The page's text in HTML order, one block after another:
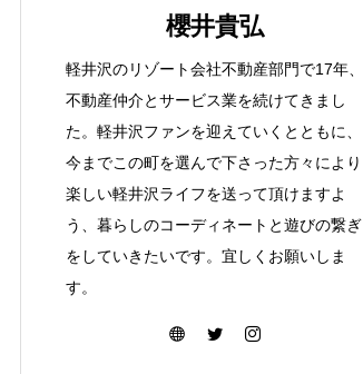
櫻井貴弘
軽井沢のリゾート会社不動産部門で17年、
不動産仲介とサービス業を続けてきまし
た。軽井沢ファンを迎えていくとともに、
今までこの町を選んで下さった方々により
楽しい軽井沢ライフを送って頂けますよ
う、暮らしのコーディネートと遊びの繋ぎ
をしていきたいです。宜しくお願いしま
す。